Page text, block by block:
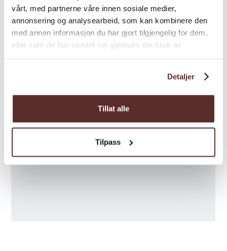
vårt, med partnerne våre innen sosiale medier,
annonsering og analysearbeid, som kan kombinere den
med annen informasjon du har gjort tilgjengelig for dem,
eller som de har samlet inn gjennom din bruk av
Detaljer
Tillat alle
Tilpass